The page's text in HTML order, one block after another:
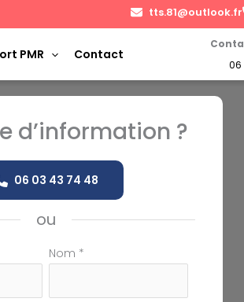
tts.81@outlook.fr
PMR Contact
06
d’information ?
06 03 43 74 48
ou
Nom *